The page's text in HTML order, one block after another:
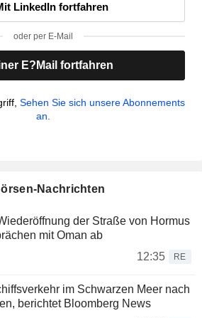
LinkedIn fortfahren
oder per E-Mail
E?Mail fortfahren
Sehen Sie sich unsere Abonnements
an.
Nachrichten
der Straße von Hormus
mit Oman ab
12:35
RE
im Schwarzen Meer nach
berichtet Bloomberg News